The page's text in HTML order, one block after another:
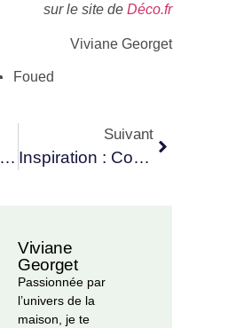
sur le site deDéco.fr
Viviane Georget
Foued
DIY Déco : Fabriquer Un Bijou De Mur En Cuivre
Suivant
Inspiration : Comment Faire Une Déco De Noël Pas Kitsch
Viviane
Georget
Passionnée par
l’univers de la
maison, je te